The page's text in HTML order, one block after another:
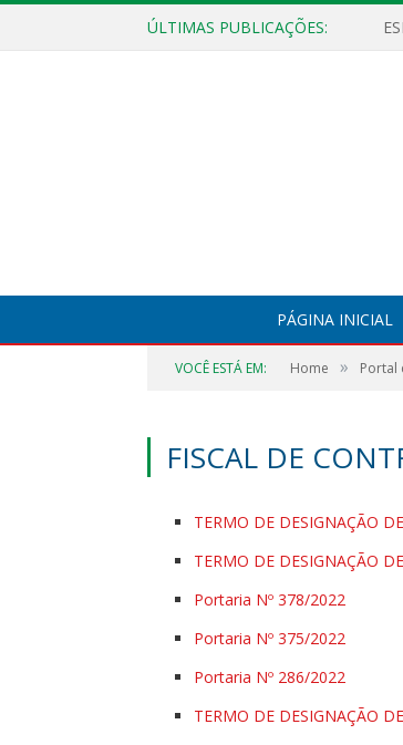
ÚLTIMAS PUBLICAÇÕES:
PÁGINA INICIAL
VOCÊ ESTÁ EM: Home » Portal
FISCAL DE
TERMO DE DESIGNAÇÃO
TERMO DE DESIGNAÇÃO
Portaria Nº 378/2022
Portaria Nº 375/2022
Portaria Nº 286/2022
TERMO DE DESIGNAÇÃO